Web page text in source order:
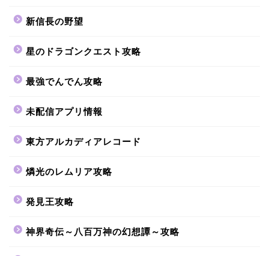
新信長の野望
星のドラゴンクエスト攻略
最強でんでん攻略
未配信アプリ情報
東方アルカディアレコード
燐光のレムリア攻略
発見王攻略
神界奇伝～八百万神の幻想譚～攻略